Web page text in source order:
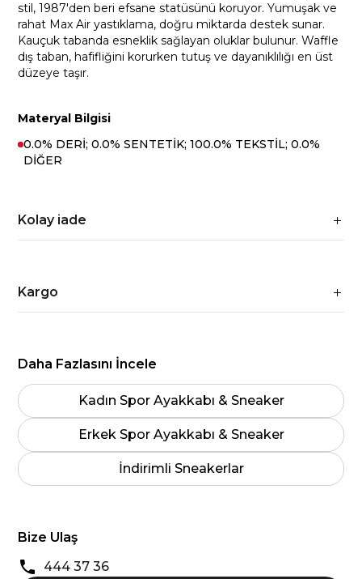
stil, 1987'den beri efsane statüsünü koruyor. Yumuşak ve
rahat Max Air yastıklama, doğru miktarda destek sunar.
Kauçuk tabanda esneklik sağlayan oluklar bulunur. Waffle
dış taban, hafifliğini korurken tutuş ve dayanıklılığı en üst
düzeye taşır.
Materyal Bilgisi
0.0% DERİ; 0.0% SENTETİK; 100.0% TEKSTİL; 0.0%
DİĞER
Kolay iade
Kargo
Daha Fazlasını İncele
Kadın Spor Ayakkabı & Sneaker
Erkek Spor Ayakkabı & Sneaker
İndirimli Sneakerlar
Bize Ulaş
444 37 36